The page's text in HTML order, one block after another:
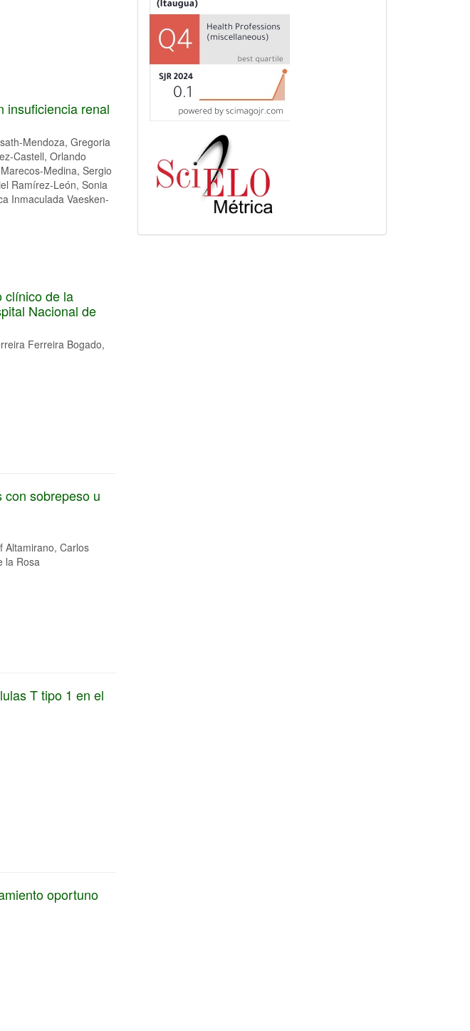
insuficiencia renal
Mendoza, Gregoria
Castell, Orlando
Medina, Sergio
Ramírez-León, Sonia
Inmaculada Vaesken-
clínico de la
Nacional de
Ferreira Bogado,
sobrepeso u
Altamirano, Carlos
la Rosa
T tipo 1 en el
oportuno